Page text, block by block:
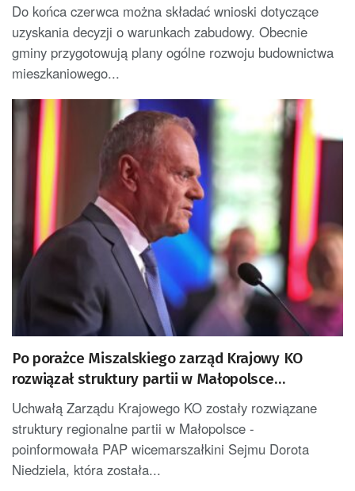
Do końca czerwca można składać wnioski dotyczące
uzyskania decyzji o warunkach zabudowy. Obecnie
gminy przygotowują plany ogólne rozwoju budownictwa
mieszkaniowego...
Po porażce Miszalskiego zarząd Krajowy KO
rozwiązał struktury partii w Małopolsce
[AKTUALIZACJA]
Uchwałą Zarządu Krajowego KO zostały rozwiązane
struktury regionalne partii w Małopolsce -
poinformowała PAP wicemarszałkini Sejmu Dorota
Niedziela, która została...